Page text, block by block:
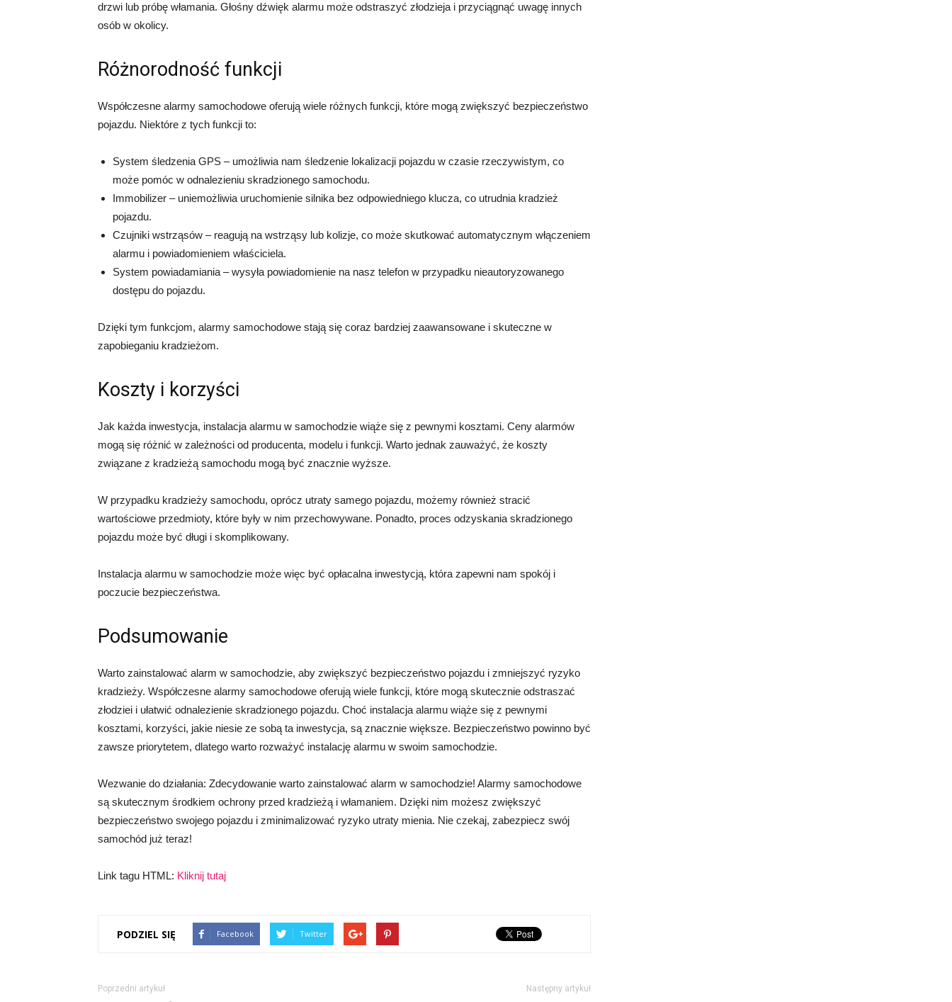
drzwi lub próbę włamania. Głośny dźwięk alarmu może odstraszyć złodzieja i przyciągnąć uwagę innych
osób w okolicy.
Różnorodność funkcji
Współczesne alarmy samochodowe oferują wiele różnych funkcji, które mogą zwiększyć bezpieczeństwo
pojazdu. Niektóre z tych funkcji to:
System śledzenia GPS – umożliwia nam śledzenie lokalizacji pojazdu w czasie rzeczywistym, co
może pomóc w odnalezieniu skradzionego samochodu.
Immobilizer – uniemożliwia uruchomienie silnika bez odpowiedniego klucza, co utrudnia kradzież
pojazdu.
Czujniki wstrząsów – reagują na wstrząsy lub kolizje, co może skutkować automatycznym włączeniem
alarmu i powiadomieniem właściciela.
System powiadamiania – wysyła powiadomienie na nasz telefon w przypadku nieautoryzowanego
dostępu do pojazdu.
Dzięki tym funkcjom, alarmy samochodowe stają się coraz bardziej zaawansowane i skuteczne w
zapobieganiu kradzieżom.
Koszty i korzyści
Jak każda inwestycja, instalacja alarmu w samochodzie wiąże się z pewnymi kosztami. Ceny alarmów
mogą się różnić w zależności od producenta, modelu i funkcji. Warto jednak zauważyć, że koszty
związane z kradzieżą samochodu mogą być znacznie wyższe.
W przypadku kradzieży samochodu, oprócz utraty samego pojazdu, możemy również stracić
wartościowe przedmioty, które były w nim przechowywane. Ponadto, proces odzyskania skradzionego
pojazdu może być długi i skomplikowany.
Instalacja alarmu w samochodzie może więc być opłacalna inwestycją, która zapewni nam spokój i
poczucie bezpieczeństwa.
Podsumowanie
Warto zainstalować alarm w samochodzie, aby zwiększyć bezpieczeństwo pojazdu i zmniejszyć ryzyko
kradzieży. Współczesne alarmy samochodowe oferują wiele funkcji, które mogą skutecznie odstraszać
złodziei i ułatwić odnalezienie skradzionego pojazdu. Choć instalacja alarmu wiąże się z pewnymi
kosztami, korzyści, jakie niesie ze sobą ta inwestycja, są znacznie większe. Bezpieczeństwo powinno być
zawsze priorytetem, dlatego warto rozważyć instalację alarmu w swoim samochodzie.
Wezwanie do działania: Zdecydowanie warto zainstalować alarm w samochodzie! Alarmy samochodowe
są skutecznym środkiem ochrony przed kradzieżą i włamaniem. Dzięki nim możesz zwiększyć
bezpieczeństwo swojego pojazdu i zminimalizować ryzyko utraty mienia. Nie czekaj, zabezpiecz swój
samochód już teraz!
Link tagu HTML: Kliknij tutaj
PODZIEL SIĘ Facebook Twitter
Poprzedni artykuł Następny artykuł